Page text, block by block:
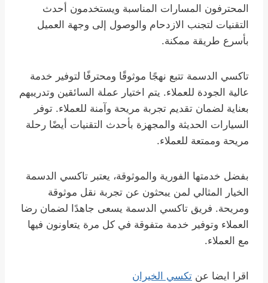
المحترفون المسارات المناسبة ويستخدمون أحدث
التقنيات لتجنب الازدحام والوصول إلى وجهة العميل
بأسرع طريقة ممكنة.
تاكسي الدسمة تتبع نهجًا موثوقًا ومحترفًا لتوفير خدمة
عالية الجودة للعملاء. يتم اختيار عملة السائقين وتدريبهم
بعناية لضمان تقديم تجربة مريحة وآمنة للعملاء. توفر
السيارات الحديثة والمجهزة بأحدث التقنيات أيضًا رحلة
مريحة وممتعة للعملاء.
بفضل خدمتها الفورية والموثوقة، يعتبر تاكسي الدسمة
الخيار المثالي لمن يبحثون عن تجربة نقل موثوقة
ومريحة. فريق تاكسي الدسمة يسعى جاهدًا لضمان رضا
العملاء وتوفير خدمة متفوقة في كل مرة يتعاونون فيها
مع العملاء.
اقرا ايضا عن تكسي الخيران